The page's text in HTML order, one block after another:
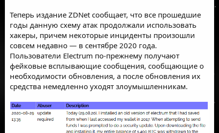
Теперь издание ZDNet сообщает, что все прошедшие
годы данную схему атак продолжали использовать
хакеры, причем некоторые инциденты произошли
совсем недавно — в сентябре 2020 года.
Пользователи Electrum по-прежнему получают
фейковые всплывающие сообщения, сообщающие о
необходимости обновления, а после обновления их
средства немедленно уходят злоумышленникам.